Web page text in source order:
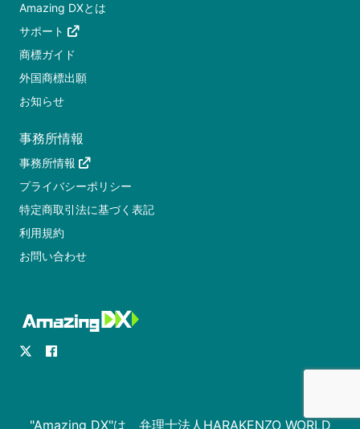
Amazing DXとは
サポート
商標ガイド
外国商標出願
お知らせ
事務所情報
事務所情報
プライバシーポリシー
特定商取引法に基づく表記
利用規約
お問い合わせ
"Amazing DX"は、弁理士法人HARAKENZO WORLD